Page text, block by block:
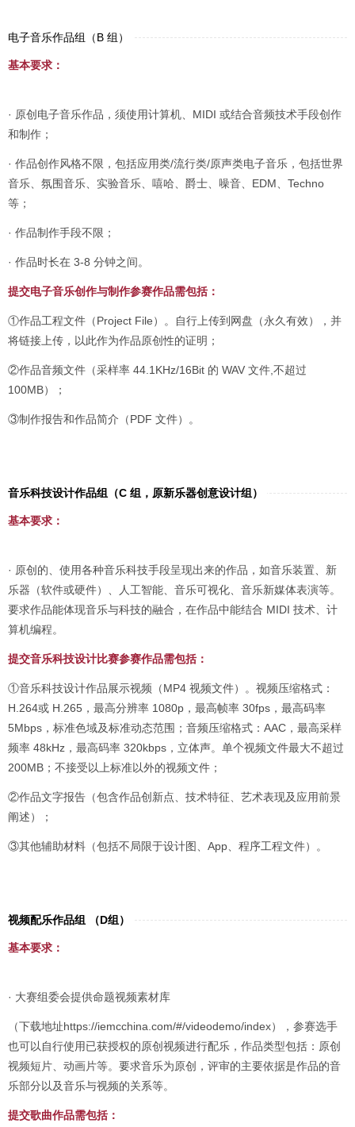
电子音乐作品组（B 组）
基本要求：
· 原创电子音乐作品，须使用计算机、MIDI 或结合音频技术手段创作
和制作；
· 作品创作风格不限，包括应用类/流行类/原声类电子音乐，包括世界
音乐、氛围音乐、实验音乐、嘻哈、爵士、噪音、EDM、Techno
等；
· 作品制作手段不限；
· 作品时长在 3-8 分钟之间。
提交电子音乐创作与制作参赛作品需包括：
①作品工程文件（Project File）。自行上传到网盘（永久有效），并
将链接上传，以此作为作品原创性的证明；
②作品音频文件（采样率 44.1KHz/16Bit 的 WAV 文件,不超过
100MB）；
③制作报告和作品简介（PDF 文件）。
音乐科技设计作品组（C 组，原新乐器创意设计组）
基本要求：
· 原创的、使用各种音乐科技手段呈现出来的作品，如音乐装置、新
乐器（软件或硬件）、人工智能、音乐可视化、音乐新媒体表演等。
要求作品能体现音乐与科技的融合，在作品中能结合 MIDI 技术、计
算机编程。
提交音乐科技设计比赛参赛作品需包括：
①音乐科技设计作品展示视频（MP4 视频文件）。视频压缩格式：
H.264或 H.265，最高分辨率 1080p，最高帧率 30fps，最高码率
5Mbps，标准色域及标准动态范围；音频压缩格式：AAC，最高采样
频率 48kHz，最高码率 320kbps，立体声。单个视频文件最大不超过
200MB；不接受以上标准以外的视频文件；
②作品文字报告（包含作品创新点、技术特征、艺术表现及应用前景
阐述）；
③其他辅助材料（包括不局限于设计图、App、程序工程文件）。
视频配乐作品组 （D组）
基本要求：
· 大赛组委会提供命题视频素材库
（下载地址https://iemcchina.com/#/videodemo/index），参赛选手
也可以自行使用已获授权的原创视频进行配乐，作品类型包括：原创
视频短片、动画片等。要求音乐为原创，评审的主要依据是作品的音
乐部分以及音乐与视频的关系等。
提交歌曲作品需包括：